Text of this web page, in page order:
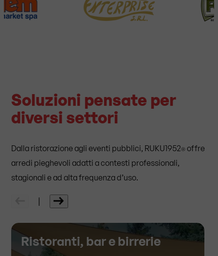
Soluzioni pensate per
diversi settori
Dalla ristorazione agli eventi pubblici, RUKU1952® offre
arredi pieghevoli adatti a contesti professionali,
stagionali e ad alta frequenza d’uso.
|
Ristoranti, bar e birrerie